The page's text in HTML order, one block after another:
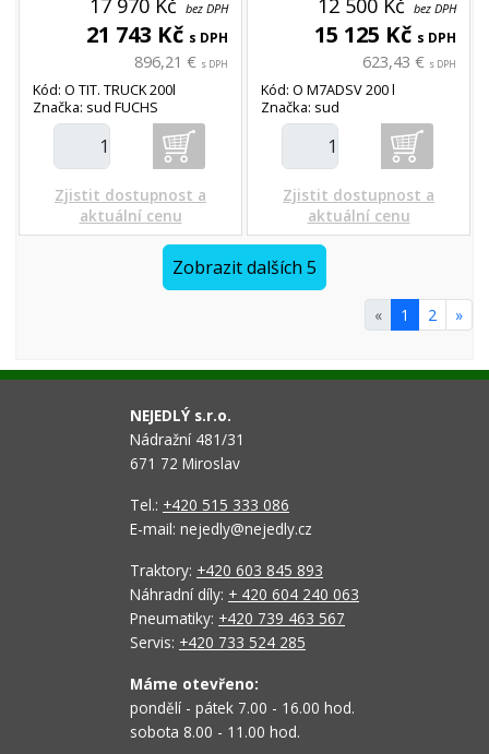
17 970 Kč bez DPH
21 743 Kč s DPH
896,21 € s DPH
Kód: O TIT. TRUCK 200l
Značka: sud FUCHS
Zjistit dostupnost a
aktuální cenu
12 500 Kč bez DPH
15 125 Kč s DPH
623,43 € s DPH
Kód: O M7ADSV 200 l
Značka: sud
Zjistit dostupnost a
aktuální cenu
Zobrazit dalších 5
« 1 2 »
NEJEDLÝ s.r.o.
Nádražní 481/31
671 72 Miroslav
Tel.: +420 515 333 086
E-mail: nejedly@nejedly.cz
Traktory: +420 603 845 893
Náhradní díly: + 420 604 240 063
Pneumatiky: +420 739 463 567
Servis: +420 733 524 285
Máme otevřeno:
pondělí - pátek 7.00 - 16.00 hod.
sobota 8.00 - 11.00 hod.